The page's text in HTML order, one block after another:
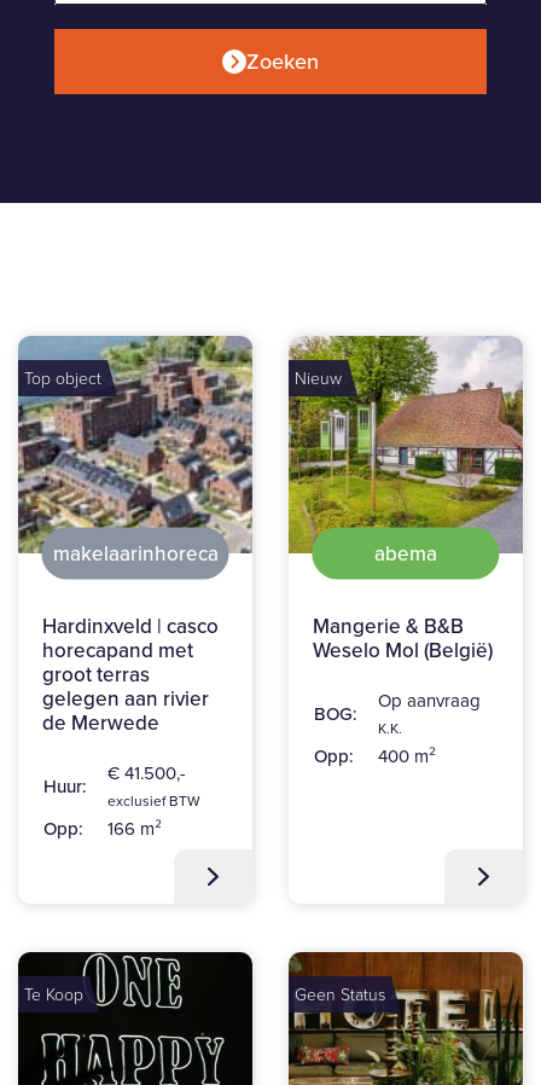
Zoeken
Top object
makelaarinhoreca
Hardinxveld | casco
horecapand met
groot terras
gelegen aan rivier
de Merwede
Huur:
€ 41.500,-
exclusief BTW
Opp: 166 m²
Nieuw
abema
Mangerie & B&B
Weselo Mol (België)
BOG:
Op aanvraag
K.K.
Opp: 400 m²
Te Koop Geen Status